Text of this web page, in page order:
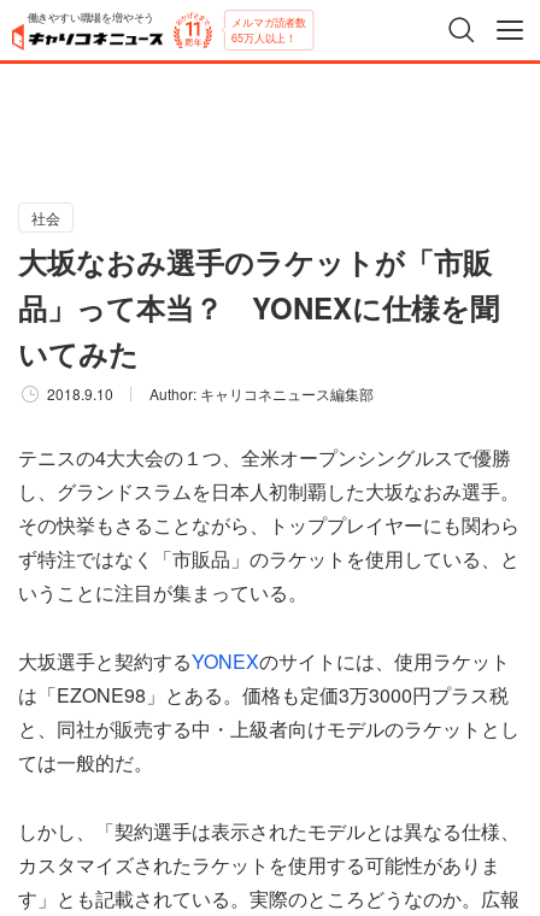
働きやすい職場を増やそう メルマガ読者数
65万人以上！
社会
大坂なおみ選手のラケットが「市販
品」って本当？ YONEXに仕様を聞
いてみた
2018.9.10 Author: キャリコネニュース編集部
テニスの4大大会の１つ、全米オープンシングルスで優勝
し、グランドスラムを日本人初制覇した大坂なおみ選手。
その快挙もさることながら、トッププレイヤーにも関わら
ず特注ではなく「市販品」のラケットを使用している、と
いうことに注目が集まっている。
大坂選手と契約するYONEXのサイトには、使用ラケット
は「EZONE98」とある。価格も定価3万3000円プラス税
と、同社が販売する中・上級者向けモデルのラケットとし
ては一般的だ。
しかし、「契約選手は表示されたモデルとは異なる仕様、
カスタマイズされたラケットを使用する可能性がありま
す」とも記載されている。実際のところどうなのか。広報